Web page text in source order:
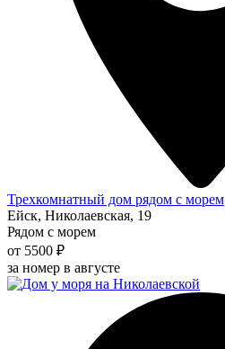
Трехкомнатный дом рядом с морем
Ейск, Николаевская, 19
Рядом с морем
от 5500 ₽
за номер в августе